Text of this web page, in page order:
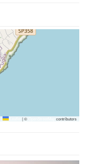
|© contributors